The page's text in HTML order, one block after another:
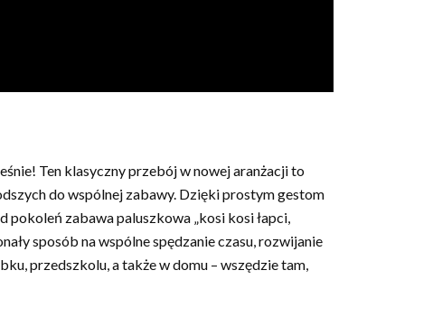
Ten klasyczny przebój w nowej aranżacji to
do wspólnej zabawy. Dzięki prostym gestom
pokoleń zabawa paluszkowa „kosi kosi łapci,
sposób na wspólne spędzanie czasu, rozwijanie
przedszkolu, a także w domu – wszędzie tam,